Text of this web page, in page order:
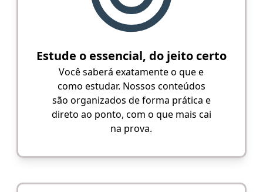
Estude o essencial, do jeito certo
Você saberá exatamente o que e
como estudar. Nossos conteúdos
são organizados de forma prática e
direto ao ponto, com o que mais cai
na prova.